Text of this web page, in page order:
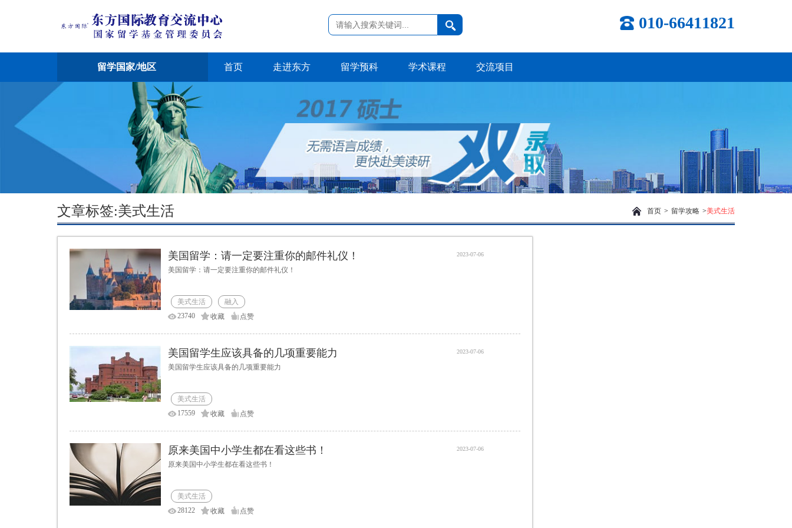
010-66411821
留学国家/地区 首页 走进东方 留学预科 学术课程 交流项目
文章标签:美式生活 首页 > 留学攻略 >美式生活
美国留学：请一定要注重你的邮件礼仪！ 2023-07-06
美国留学：请一定要注重你的邮件礼仪！
美式生活
融入
23740
收藏 点赞
美国留学生应该具备的几项重要能力 2023-07-06
美国留学生应该具备的几项重要能力
美式生活
17559
收藏 点赞
原来美国中小学生都在看这些书！ 2023-07-06
原来美国中小学生都在看这些书！
美式生活
28122
收藏 点赞